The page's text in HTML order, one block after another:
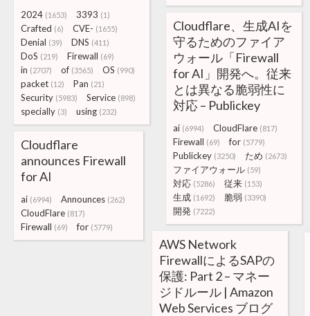
2024 (1653) 3393 (1)
Crafted (6) CVE- (1655)
Denial (39) DNS (411)
DoS (219) Firewall (69)
in (2707) of (3565) OS (990)
packet (12) Pan (21)
Security (5983) Service (898)
specially (3) using (232)
Cloudflare、生成AIを
守るためのファイア
ウォール「Firewall
for AI」開発へ。従来
とは異なる脆弱性に
対応 – Publickey
ai (6994) CloudFlare (817)
Firewall (69) for (5779)
Publickey (3250) ため (2673)
ファイアウォール (59)
対応 (5286) 従来 (153)
生成 (1692) 脆弱 (3390)
開発 (7222)
Cloudflare
announces Firewall
for AI
ai (6994) Announces (262)
CloudFlare (817)
Firewall (69) for (5779)
AWS Network
FirewallによるSAPの
保護: Part 2 – マネー
ジドルール | Amazon
Web Services ブログ